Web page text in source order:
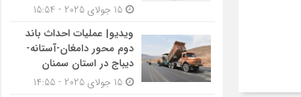
ویدیو| عملیات احداث باند
دوم محور دامغان-آستانه-
دیباج در استان سمنان